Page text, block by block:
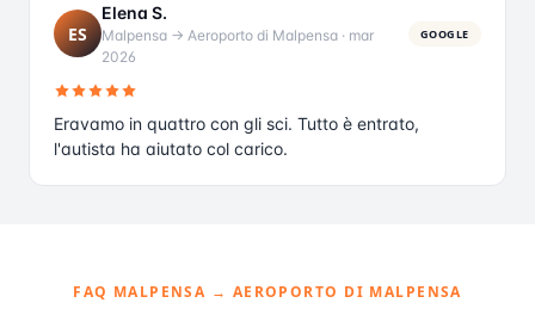
ES
Elena S.
Malpensa → Aeroporto di Malpensa · mar
2026
GOOGLE
Eravamo in quattro con gli sci. Tutto è entrato,
l'autista ha aiutato col carico.
FAQ MALPENSA → AEROPORTO DI MALPENSA